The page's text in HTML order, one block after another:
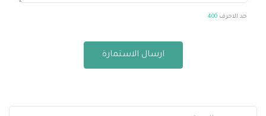
حد الاحرف 400
ارسال الاستمارة